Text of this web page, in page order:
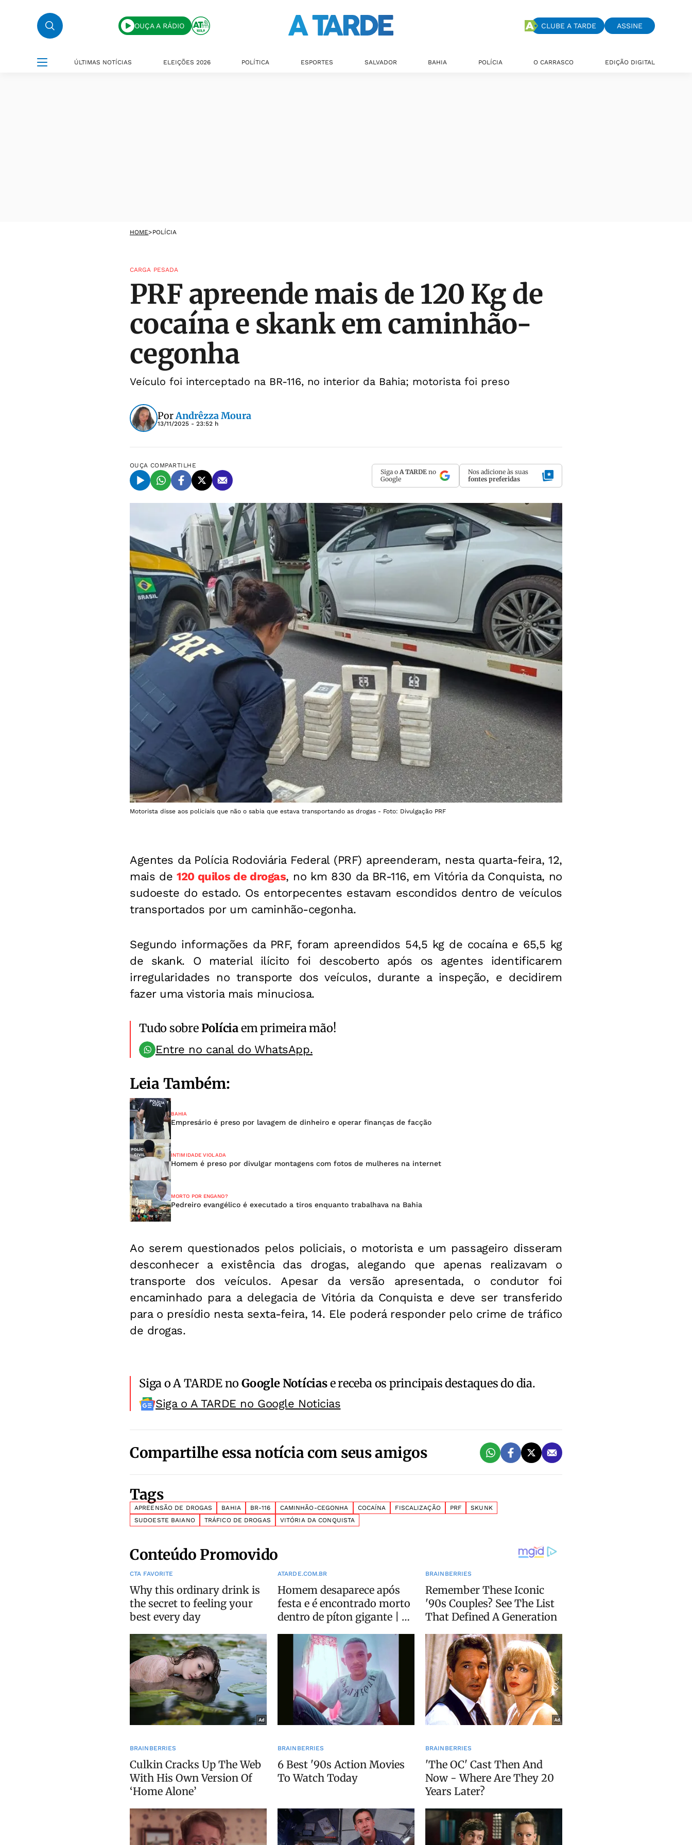
OUÇA A RÁDIO CLUBE A TARDE ASSINE
ÚLTIMAS NOTÍCIAS ELEIÇÕES 2026 POLÍTICA ESPORTES SALVADOR BAHIA POLÍCIA O CARRASCO EDIÇÃO DIGITAL
HOME>POLÍCIA
CARGA PESADA
PRF apreende mais de 120 Kg de
cocaína e skank em caminhão-
cegonha
Veículo foi interceptado na BR-116, no interior da Bahia; motorista foi preso
PorAndrêzza Moura
13/11/2025 - 23:52 h
OUÇA COMPARTILHE
Siga o A TARDE no
Google
Nos adicione às suas
fontes preferidas
Motorista disse aos policiais que não o sabia que estava transportando as drogas - Foto: Divulgação PRF
Agentes da Polícia Rodoviária Federal (PRF) apreenderam, nesta quarta-feira, 12,
mais de120 quilos de drogas, no km 830 da BR-116, em Vitória da Conquista, no
sudoeste do estado. Os entorpecentes estavam escondidos dentro de veículos
transportados por um caminhão-cegonha.
Segundo informações da PRF, foram apreendidos 54,5 kg de cocaína e 65,5 kg
de skank. O material ilícito foi descoberto após os agentes identificarem
irregularidades no transporte dos veículos, durante a inspeção, e decidirem
fazer uma vistoria mais minuciosa.
Tudo sobrePolíciaem primeira mão!
Entre no canal do WhatsApp.
Leia Também:
BAHIA
Empresário é preso por lavagem de dinheiro e operar finanças de facção
INTIMIDADE VIOLADA
Homem é preso por divulgar montagens com fotos de mulheres na internet
MORTO POR ENGANO?
Pedreiro evangélico é executado a tiros enquanto trabalhava na Bahia
Ao serem questionados pelos policiais, o motorista e um passageiro disseram
desconhecer a existência das drogas, alegando que apenas realizavam o
transporte dos veículos. Apesar da versão apresentada, o condutor foi
encaminhado para a delegacia de Vitória da Conquista e deve ser transferido
para o presídio nesta sexta-feira, 14. Ele poderá responder pelo crime de tráfico
de drogas.
Siga o A TARDE noGoogle Notíciase receba os principais destaques do dia.
Siga o A TARDE no Google Noticias
Compartilhe essa notícia com seus amigos
Tags
APREENSÃO DE DROGAS BAHIA BR-116 CAMINHÃO-CEGONHA COCAÍNA FISCALIZAÇÃO PRF
SKUNK
SUDOESTE BAIANO
TRÁFICO DE DROGAS VITÓRIA DA CONQUISTA